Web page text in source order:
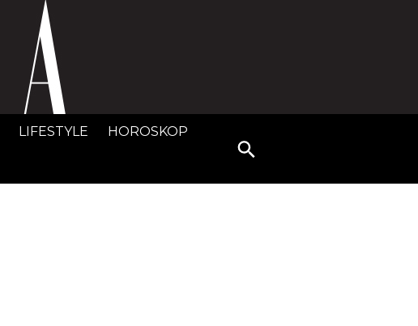
LIFESTYLE HOROSKOP
Search
for: